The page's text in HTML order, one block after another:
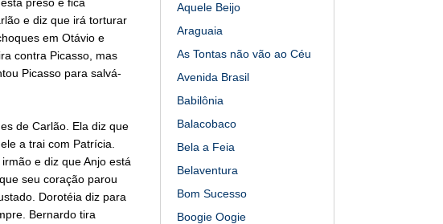
e diz que irá torturar
em Otávio e
contra Picasso, mas
Picasso para salvá-
de Carlão. Ela diz que
a trai com Patrícia.
e diz que Anjo está
seu coração parou
Dorotéia diz para
Bernardo tira
Aquele Beijo
Araguaia
As Tontas não vão ao Céu
Avenida Brasil
Babilônia
Balacobaco
Bela a Feia
Belaventura
Bom Sucesso
Boogie Oogie